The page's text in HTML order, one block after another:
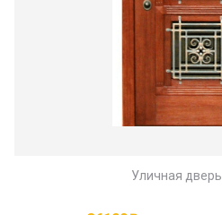
Уличная дверь